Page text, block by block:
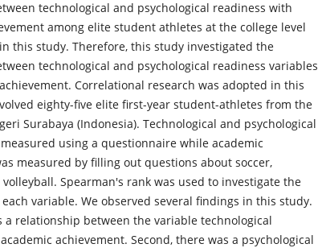
technological and psychological readiness with
among elite student athletes at the college level
this study. Therefore, this study investigated the
technological and psychological readiness variables
Correlational research was adopted in this
eighty-five elite first-year student-athletes from the
Surabaya (Indonesia). Technological and psychological
using a questionnaire while academic
measured by filling out questions about soccer,
Spearman's rank was used to investigate the
variable. We observed several findings in this study.
a relationship between the variable technological
achievement. Second, there was a psychological